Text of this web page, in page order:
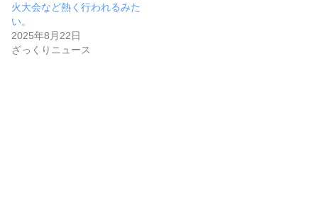
火大会など熱く行われるみた
い。
2025年8月22日
ざっくりニュース